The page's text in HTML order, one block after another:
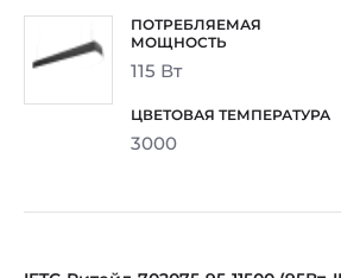
115 Вт
3000